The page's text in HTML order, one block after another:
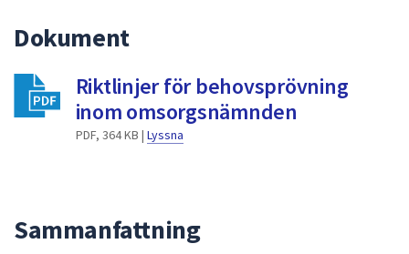
välja
något
Dokument
Riktlinjer för behovsprövning
inom omsorgsnämnden
PDF, 364 KB | Lyssna
Sammanfattning